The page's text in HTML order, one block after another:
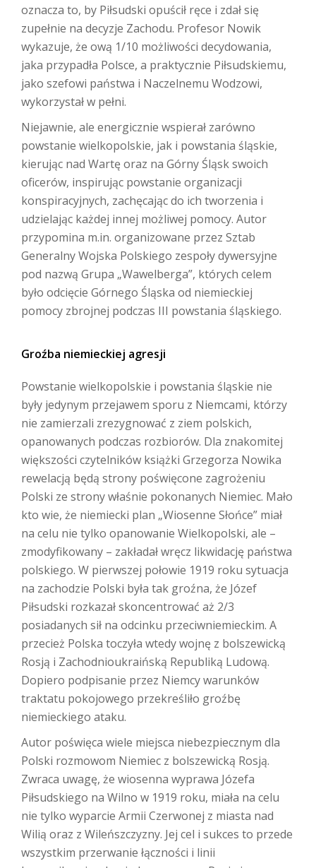
oznacza to, by Piłsudski opuścił ręce i zdał się
zupełnie na decyzje Zachodu. Profesor Nowik
wykazuje, że ową 1/10 możliwości decydowania,
jaka przypadła Polsce, a praktycznie Piłsudskiemu,
jako szefowi państwa i Naczelnemu Wodzowi,
wykorzystał w pełni.
Niejawnie, ale energicznie wspierał zarówno
powstanie wielkopolskie, jak i powstania śląskie,
kierując nad Wartę oraz na Górny Śląsk swoich
oficerów, inspirując powstanie organizacji
konspiracyjnych, zachęcając do ich tworzenia i
udzielając każdej innej możliwej pomocy. Autor
przypomina m.in. organizowane przez Sztab
Generalny Wojska Polskiego zespoły dywersyjne
pod nazwą Grupa „Wawelberga”, których celem
było odcięcie Górnego Śląska od niemieckiej
pomocy zbrojnej podczas III powstania śląskiego.
Groźba niemieckiej agresji
Powstanie wielkopolskie i powstania śląskie nie
były jedynym przejawem sporu z Niemcami, którzy
nie zamierzali zrezygnować z ziem polskich,
opanowanych podczas rozbiorów. Dla znakomitej
większości czytelników książki Grzegorza Nowika
rewelacją będą strony poświęcone zagrożeniu
Polski ze strony właśnie pokonanych Niemiec. Mało
kto wie, że niemiecki plan „Wiosenne Słońce” miał
na celu nie tylko opanowanie Wielkopolski, ale –
zmodyfikowany – zakładał wręcz likwidację państwa
polskiego. W pierwszej połowie 1919 roku sytuacja
na zachodzie Polski była tak groźna, że Józef
Piłsudski rozkazał skoncentrować aż 2/3
posiadanych sił na odcinku przeciwniemieckim. A
przecież Polska toczyła wtedy wojnę z bolszewicką
Rosją i Zachodnioukraińską Republiką Ludową.
Dopiero podpisanie przez Niemcy warunków
traktatu pokojowego przekreśliło groźbę
niemieckiego ataku.
Autor poświęca wiele miejsca niebezpiecznym dla
Polski rozmowom Niemiec z bolszewicką Rosją.
Zwraca uwagę, że wiosenna wyprawa Józefa
Piłsudskiego na Wilno w 1919 roku, miała na celu
nie tylko wyparcie Armii Czerwonej z miasta nad
Wilią oraz z Wileńszczyzny. Jej cel i sukces to przede
wszystkim przerwanie łączności i linii